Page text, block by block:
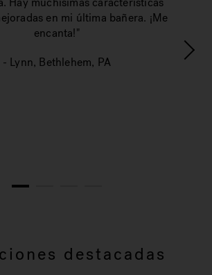
en mi última bañera. ¡Me
encanta!"
- Lynn, Bethlehem, PA
1
destacadas